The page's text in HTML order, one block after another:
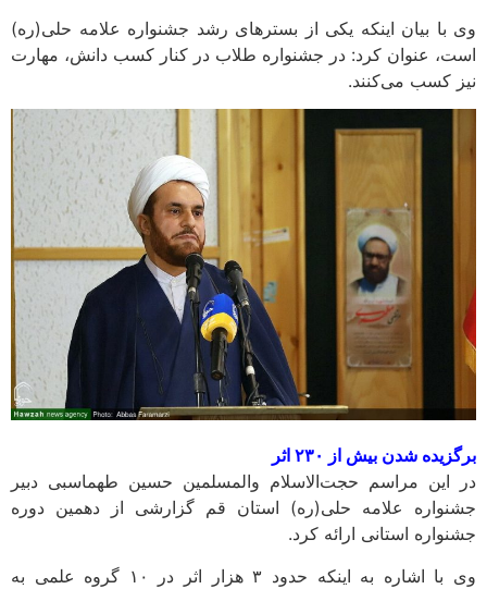
وی با بیان اینکه یکی از بسترهای رشد جشنواره علامه حلی(ره)
است، عنوان کرد: در جشنواره طلاب در کنار کسب دانش، مهارت
نیز کسب می‌کنند.
برگزیده شدن بیش از ۲۳۰ اثر
در این مراسم حجت‌الاسلام والمسلمین حسین طهماسبی دبیر
جشنواره علامه حلی(ره) استان قم گزارشی از دهمین دوره
جشنواره استانی ارائه کرد.
وی با اشاره به اینکه حدود ۳ هزار اثر در ۱۰ گروه علمی به